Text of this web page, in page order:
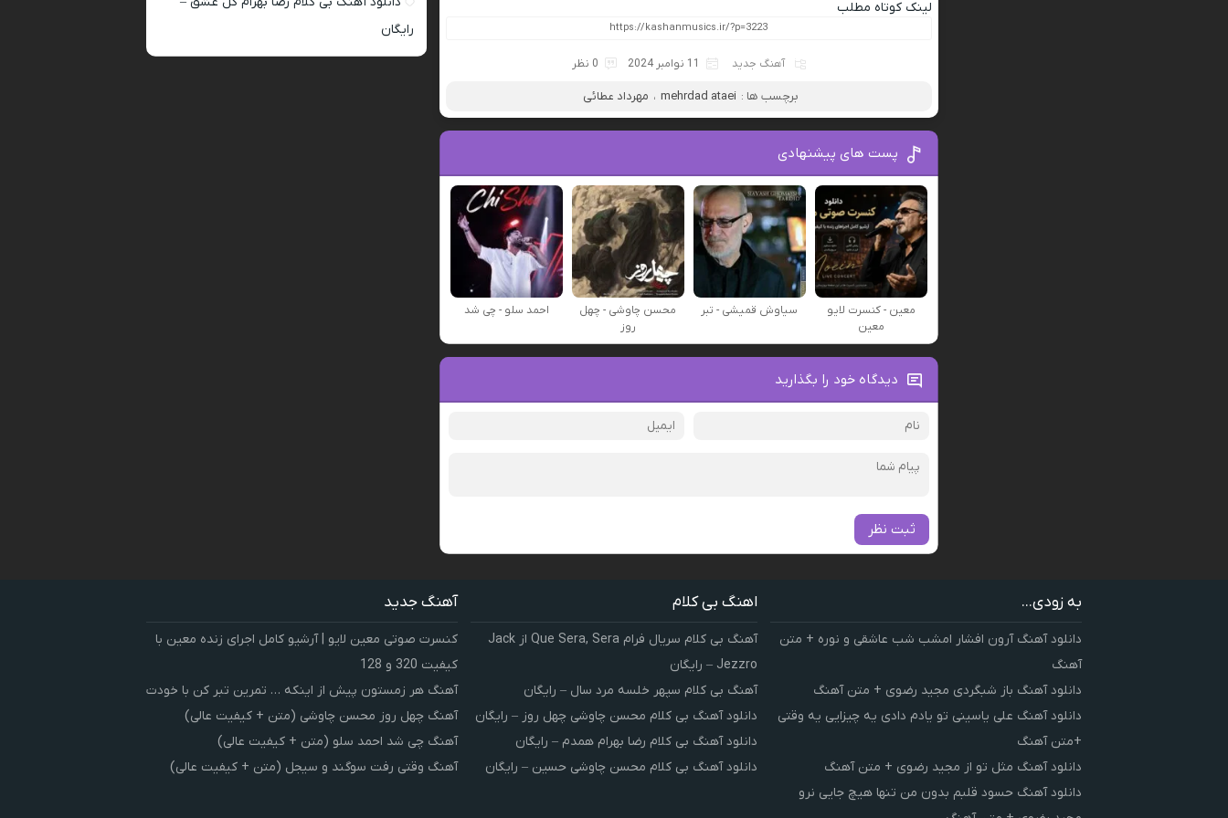
لینک کوتاه مطلب
آهنگ جدید 11 نوامبر 2024 0 نظر
برچسب ها : mehrdad ataei ، مهرداد عطائی
پست های پیشنهادی
معین - کنسرت لایو
معین
سیاوش قمیشی - تبر
محسن چاوشی - چهل
روز
احمد سلو - چی شد
دیدگاه خود را بگذارید
ثبت نظر
رایگان
به زودی...
دانلود آهنگ آرون افشار امشب شب عاشقی و نوره + متن
آهنگ
دانلود آهنگ باز شبگردی مجید رضوی + متن آهنگ
دانلود آهنگ علی یاسینی تو یادم دادی یه چیزایی یه وقتی
+متن آهنگ
دانلود آهنگ مثل تو از مجید رضوی + متن آهنگ
دانلود آهنگ حسود قلبم بدون من تنها هیچ جایی نرو
اهنگ بی کلام
آهنگ بی کلام سریال فرام Que Sera, Sera از Jack
Jezzro – رایگان
آهنگ بی کلام سپهر خلسه مرد سال – رایگان
دانلود آهنگ بی کلام محسن چاوشی چهل روز – رایگان
دانلود آهنگ بی کلام رضا بهرام همدم – رایگان
دانلود آهنگ بی کلام محسن چاوشی حسین – رایگان
آهنگ جدید
کنسرت صوتی معین لایو | آرشیو کامل اجرای زنده معین با
کیفیت 320 و 128
آهنگ هر زمستون پیش از اینکه … تمرین تبر کن با خودت
آهنگ چهل روز محسن چاوشی (متن + کیفیت عالی)
آهنگ چی شد احمد سلو (متن + کیفیت عالی)
آهنگ وقتی رفت سوگند و سیجل (متن + کیفیت عالی)